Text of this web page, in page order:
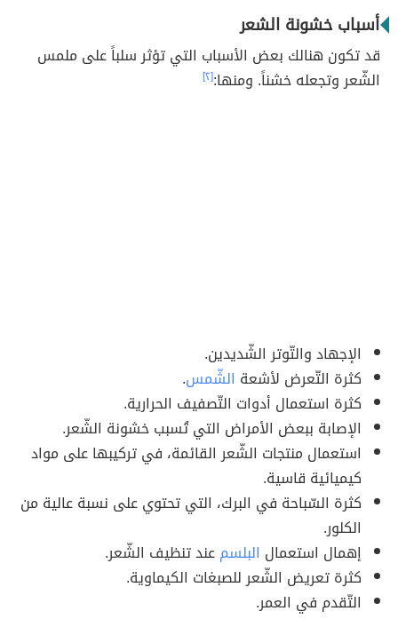
أسباب خشونة الشعر
قد تكون هنالك بعض الأسباب التي تؤثر سلباً على ملمس
الشّعر وتجعله خشناً. ومنها:[٢]
الإجهاد والتّوتر الشّديدين.
كثرة التّعرض لأشعة الشّمس.
كثرة استعمال أدوات التّصفيف الحرارية.
الإصابة ببعض الأمراض التي تُسبب خشونة الشّعر.
استعمال منتجات الشّعر القائمة، في تركيبها على مواد
كيميائية قاسية.
كثرة السّباحة في البرك، التي تحتوي على نسبة عالية من
الكلور.
إهمال استعمال البلسمعند تنظيف الشّعر.
كثرة تعريض الشّعر للصبغات الكيماوية.
التّقدم في العمر.